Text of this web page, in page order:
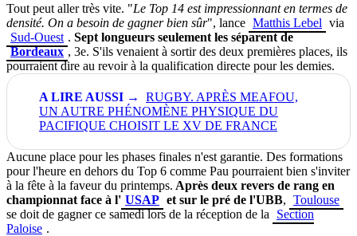
Tout peut aller très vite. "Le Top 14 est impressionnant en termes de
densité. On a besoin de gagner bien sûr", lance Matthis Lebel via
Sud-Ouest . Sept longueurs seulement les séparent de
Bordeaux , 3e. S'ils venaient à sortir des deux premières places, ils
pourraient dire au revoir à la qualification directe pour les demies.
RUGBY. APRÈS MEAFOU,
UN AUTRE PHÉNOMÈNE PHYSIQUE DU
PACIFIQUE CHOISIT LE XV DE FRANCE
Aucune place pour les phases finales n'est garantie. Des formations
pour l'heure en dehors du Top 6 comme Pau pourraient bien s'inviter
à la fête à la faveur du printemps. Après deux revers de rang en
championnat face à l' USAP et sur le pré de l'UBB, Toulouse
se doit de gagner ce samedi lors de la réception de la
Section
Paloise .